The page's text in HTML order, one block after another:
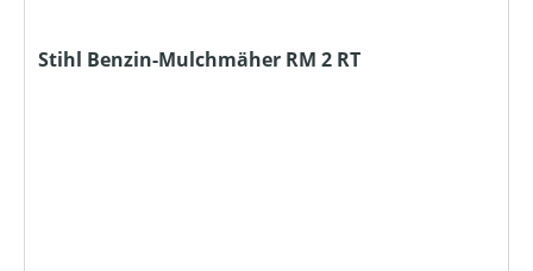
Stihl Benzin-Mulchmäher RM 2 RT